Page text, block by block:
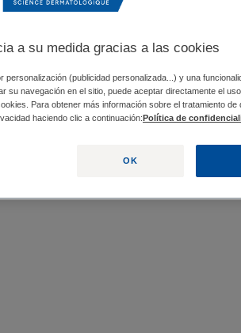
a su medida gracias a las cookies
personalización (publicidad personalizada...) y una
su navegación en el sitio, puede aceptar directamente el
Para obtener más información sobre el tratamiento de
haciendo clic a continuación:Política de
OK